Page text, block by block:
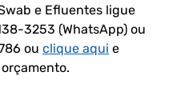
e Efluentes ligue
3253 (WhatsApp) ou
ou clique aqui e